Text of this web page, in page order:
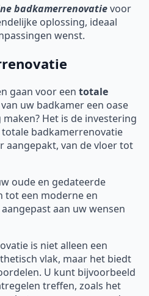
badkamerrenovatievoor
oplossing, ideaal
wenst.
gaan voor een totale
uw badkamer een oase
Het is de investering
badkamerrenovatie
aangepakt, van de vloer tot
oude en gedateerde
tot een moderne en
aan uw wensen
is niet alleen een
vlak, maar het biedt
U kunt bijvoorbeeld
treffen, zoals het